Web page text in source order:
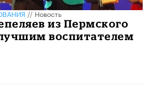
//Новость
из Пермского
воспитателем